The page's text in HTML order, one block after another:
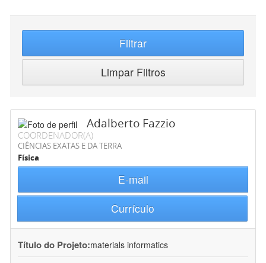
Filtrar
Limpar Filtros
Adalberto Fazzio
COORDENADOR(A)
CIÊNCIAS EXATAS E DA TERRA
Física
E-mail
Currículo
Título do Projeto:materials informatics